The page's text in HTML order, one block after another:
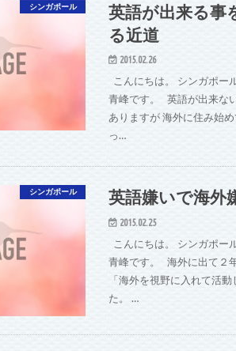
シンガポール
英語が出来る事
る近道
2015.02.26
こんにちは。 シンガポー
青峰です。 英語が出来な
ありますが 海外に住み始
っ…
シンガポール 英語嫌いで海外
2015.02.25
こんにちは。 シンガポー
青峰です。 海外に出て２
「海外を視野に入れて活
た。 …